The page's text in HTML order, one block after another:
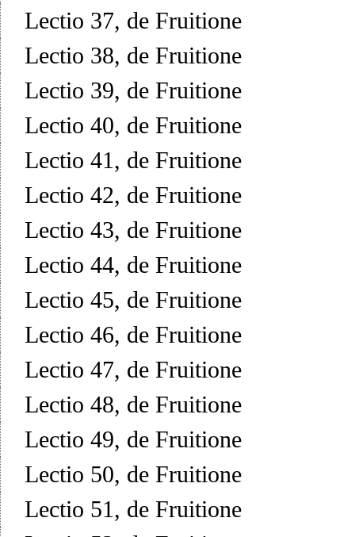
Lectio 37, de Fruitione
Lectio 38, de Fruitione
Lectio 39, de Fruitione
Lectio 40, de Fruitione
Lectio 41, de Fruitione
Lectio 42, de Fruitione
Lectio 43, de Fruitione
Lectio 44, de Fruitione
Lectio 45, de Fruitione
Lectio 46, de Fruitione
Lectio 47, de Fruitione
Lectio 48, de Fruitione
Lectio 49, de Fruitione
Lectio 50, de Fruitione
Lectio 51, de Fruitione